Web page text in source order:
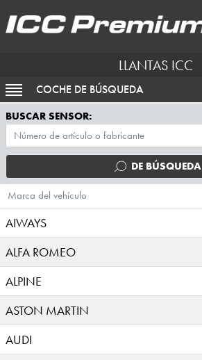
LLANTAS ICC
ACTIVAR NAVEGACIÓN
COCHE DE BÚSQUEDA
BUSCAR SENSOR:
DE BÚSQUEDA
Marca del vehículo
AIWAYS
ALFA ROMEO
ALPINE
ASTON MARTIN
AUDI